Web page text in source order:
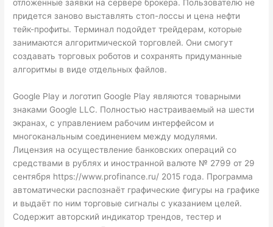
отложенные заявки на сервере брокера. Пользователю не
придется заново выставлять стоп-лоссы и цена нефти
тейк-профиты. Терминал подойдет трейдерам, которые
занимаются алгоритмической торговлей. Они смогут
создавать торговых роботов и сохранять придуманные
алгоритмы в виде отдельных файлов.
Google Play и логотип Google Play являются товарными
знаками Google LLC. Полностью настраиваемый на шести
экранах, с управлением рабочим интерфейсом и
многоканальным соединением между модулями.
Лицензия на осуществление банковских операций со
средствами в рублях и иностранной валюте № 2799 от 29
сентября https://www.profinance.ru/ 2015 года. Программа
автоматически распознаёт графические фигуры на графике
и выдаёт по ним торговые сигналы с указанием целей.
Содержит авторский индикатор трендов, тестер и